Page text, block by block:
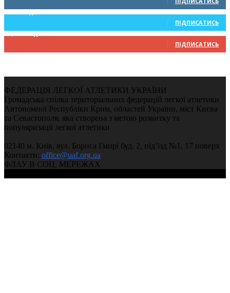
ПІДПИСАТИСЬ
ПІДПИСАТИСЬ
ФЕДЕРАЦІЯ ЛЕГКОЇ АТЛЕТИКИ УКРАЇНИ
Громадська спілка територіальних федерацій легкої атлетики
Автономної Республіки Крим, областей України, міст Києва
та Севастополя, яка створена з метою розвитку та
популяризації легкої атлетики
02140 м. Київ, вул. Бориса Гмирі буд. 2, під’їзд №1, 17 поверх
Контакти: office@uaf.org.ua
ФЛАУ В СОЦ. МЕРЕЖАХ